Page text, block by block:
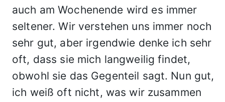
auch am Wochenende wird es immer
seltener. Wir verstehen uns immer noch
sehr gut, aber irgendwie denke ich sehr
oft, dass sie mich langweilig findet,
obwohl sie das Gegenteil sagt. Nun gut,
ich weiß oft nicht, was wir zusammen